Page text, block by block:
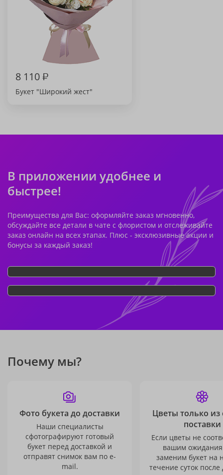
8 110₽
Букет "Широкий жест"
В приложении удобнее и
быстрее!
Преимущества для Вас: оформляйте заказ мгновенно,
обсуждайте все детали в чате с флористом и отслеживайте
заказ онлайн на всех этапах. Плюс - эксклюзивные акции и
бонусы за каждый заказ!
Почему мы?
Фото букета до доставки
Наши специалисты
сфотографируют готовый
букет перед доставкой и
отправят снимок вам по e-
mail.
Цветы только из
поставки
Если цветы не
вашим
заменим букет на
течение суток после